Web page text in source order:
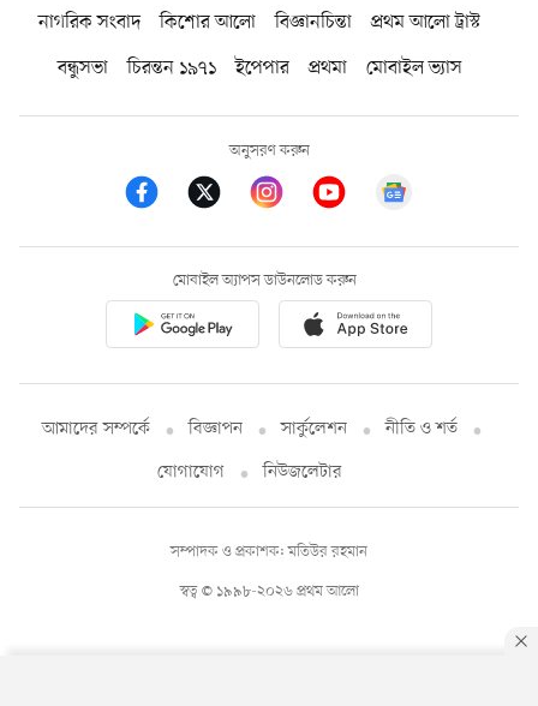
নাগরিক সংবাদ কিশোর আলো বিজ্ঞানচিন্তা
প্রথম আলো ট্রাস্ট
বন্ধুসভা
চিরন্তন ১৯৭১ ইপেপার প্রথমা মোবাইল ভ্যাস
অনুসরণ করুন
মোবাইল অ্যাপস ডাউনলোড করুন
আমাদের সম্পর্কে বিজ্ঞাপন সার্কুলেশন
নীতি ও শর্ত
যোগাযোগ
নিউজলেটার
স্বত্ব © ১৯৯৮-২০২৬ প্রথম আলো
সম্পাদক ও প্রকাশক: মতিউর রহমান